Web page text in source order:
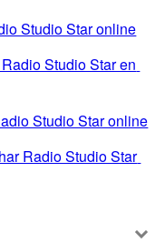
Studio Star online
Studio Star en
Studio Star online
Radio Studio Star